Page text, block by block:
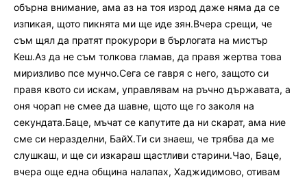
обърна внимание, ама аз на тоя изрод даже няма да се
изпикая, щото пикнята ми ще иде зян.Вчера срещи, че
съм щял да пратят прокурори в бърлогата на мистър
Кеш.Аз да не съм толкова гламав, да правя жертва това
миризливо псе мунчо.Сега се гавря с него, защото си
правя квото си искам, управлявам на ръчно държавата, а
оня чорап не смее да шавне, щото ще го заколя на
секундата.Баце, мъчат се капутите да ни скарат, ама ние
сме си неразделни, БайХ.Ти си знаеш, че трябва да ме
слушкаш, и ще си изкараш щастливи старини.Чао, Баце,
вчера още една община налапах, Хаджидимово, отивам